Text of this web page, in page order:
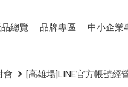
總覽 品牌專區 中小企業
會 [高雄場]LINE官方帳號經